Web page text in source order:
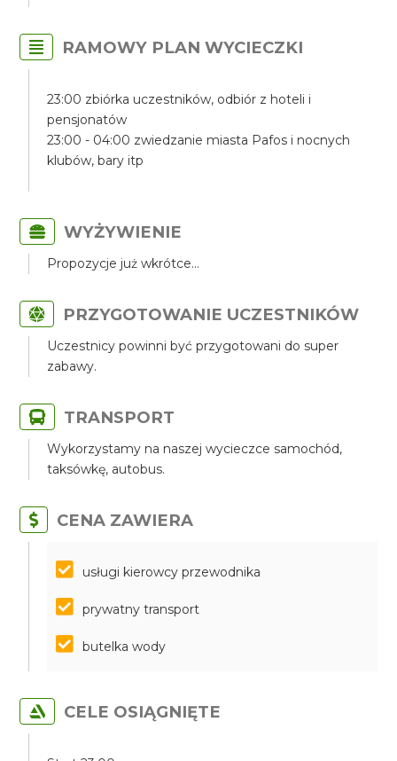
RAMOWY PLAN WYCIECZKI
23:00 zbiórka uczestników, odbiór z hoteli i
pensjonatów
23:00 - 04:00 zwiedzanie miasta Pafos i nocnych
klubów, bary itp
WYŻYWIENIE
Propozycje już wkrótce...
PRZYGOTOWANIE UCZESTNIKÓW
Uczestnicy powinni być przygotowani do super
zabawy.
TRANSPORT
Wykorzystamy na naszej wycieczce samochód,
taksówkę, autobus.
CENA ZAWIERA
​​​​​​​usługi kierowcy przewodnika
prywatny transport
butelka wody
CELE OSIĄGNIĘTE